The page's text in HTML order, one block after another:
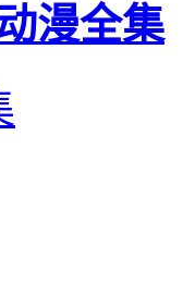
漫全集